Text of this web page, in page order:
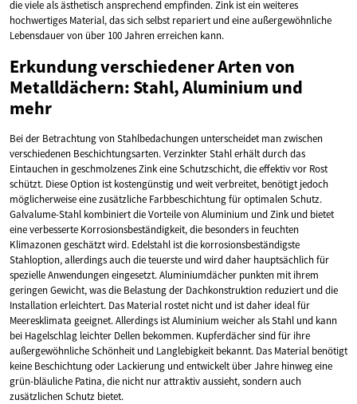
die viele als ästhetisch ansprechend empfinden. Zink ist ein weiteres
hochwertiges Material, das sich selbst repariert und eine außergewöhnliche
Lebensdauer von über 100 Jahren erreichen kann.
Erkundung verschiedener Arten von
Metalldächern: Stahl, Aluminium und
mehr
Bei der Betrachtung von Stahlbedachungen unterscheidet man zwischen
verschiedenen Beschichtungsarten. Verzinkter Stahl erhält durch das
Eintauchen in geschmolzenes Zink eine Schutzschicht, die effektiv vor Rost
schützt. Diese Option ist kostengünstig und weit verbreitet, benötigt jedoch
möglicherweise eine zusätzliche Farbbeschichtung für optimalen Schutz.
Galvalume-Stahl kombiniert die Vorteile von Aluminium und Zink und bietet
eine verbesserte Korrosionsbeständigkeit, die besonders in feuchten
Klimazonen geschätzt wird. Edelstahl ist die korrosionsbeständigste
Stahloption, allerdings auch die teuerste und wird daher hauptsächlich für
spezielle Anwendungen eingesetzt. Aluminiumdächer punkten mit ihrem
geringen Gewicht, was die Belastung der Dachkonstruktion reduziert und die
Installation erleichtert. Das Material rostet nicht und ist daher ideal für
Meeresklimata geeignet. Allerdings ist Aluminium weicher als Stahl und kann
bei Hagelschlag leichter Dellen bekommen. Kupferdächer sind für ihre
außergewöhnliche Schönheit und Langlebigkeit bekannt. Das Material benötigt
keine Beschichtung oder Lackierung und entwickelt über Jahre hinweg eine
grün-bläuliche Patina, die nicht nur attraktiv aussieht, sondern auch
zusätzlichen Schutz bietet.